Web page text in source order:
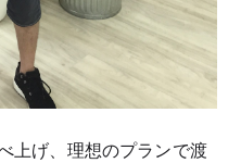
上げ、理想のプランで渡